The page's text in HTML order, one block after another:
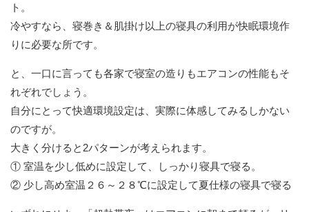
ト。
冷やすなら、寝巻き＆肌掛け以上の寝具の利用が快眠環境作
りに必要な所です。
と、一口に言っても各家で寝室の造りもエアコンの性能もそ
れぞれでしょう。
自分にとって快適環境設定は、実際に体感してみるしかない
のですが。
大きく分けると2パターンが考えられます。
① 室温を少し低めに設定して、しっかり寝具で寝る。
② 少し高め室温２６～２８℃に設定して夏仕様の寝具で寝る